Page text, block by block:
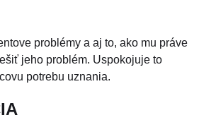
problémy a aj to, ako mu práve
jeho problém. Uspokojuje to
potrebu uznania.